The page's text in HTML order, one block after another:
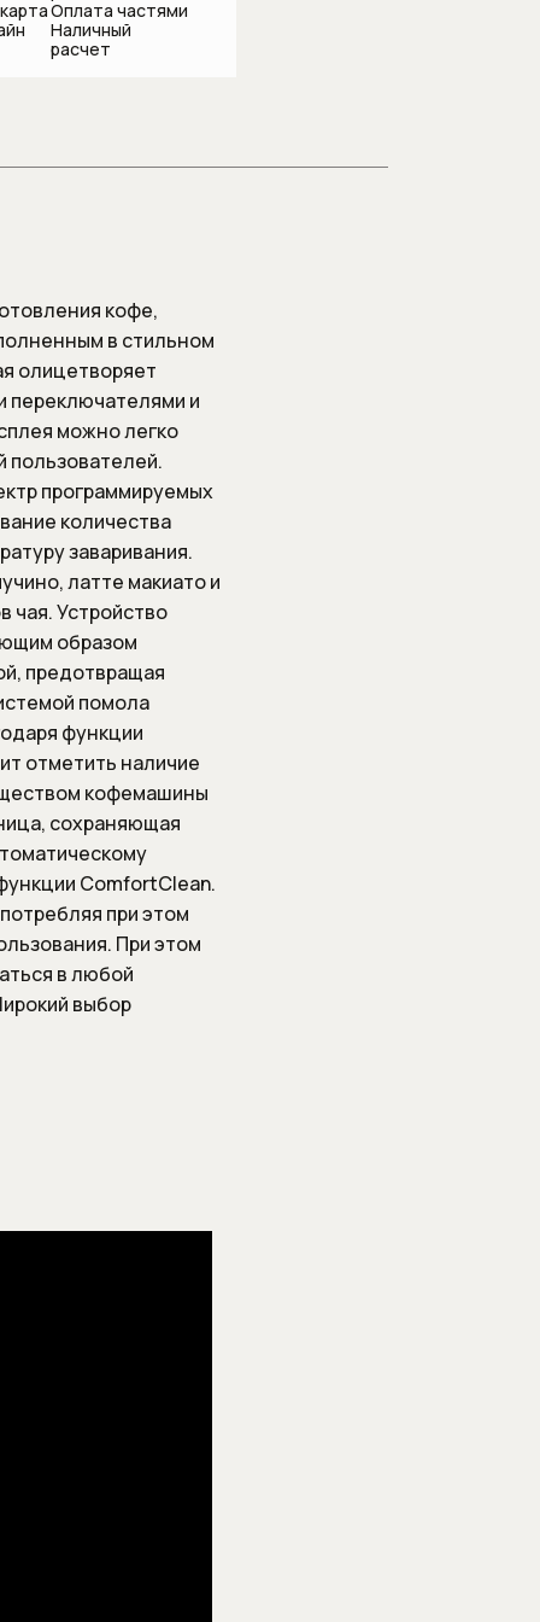
Оплата частями
Наличный
расчет
кофе,
в стильном
олицетворяет
переключателями и
можно легко
пользователей.
программируемых
количества
заваривания.
латте макиато и
чая. Устройство
образом
предотвращая
помола
функции
отметить наличие
кофемашины
сохраняющая
ComfortClean.
при этом
При этом
в любой
выбор